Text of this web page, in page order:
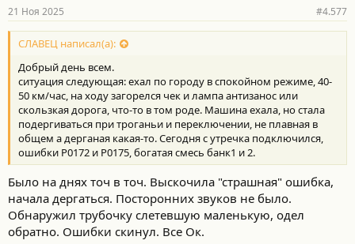
н
о
с
и
:
21 Ноя 2025 #4.577
СЛАВЕЦ написал(а):
Добрый день всем.
ситуация следующая: ехал по городу в спокойном режиме, 40-
50 км/час, на ходу загорелся чек и лампа антизанос или
скользкая дорога, что-то в том роде. Машина ехала, но стала
подергиваться при троганьи и переключении, не плавная в
общем а дерганая какая-то. Сегодня с утречка подключился,
ошибки P0172 и P0175, богатая смесь банк1 и 2.
Было на днях точ в точ. Выскочила "страшная" ошибка,
начала дергаться. Посторонних звуков не было.
Обнаружил трубочку слетевшую маленькую, одел
обратно. Ошибки скинул. Все Ок.